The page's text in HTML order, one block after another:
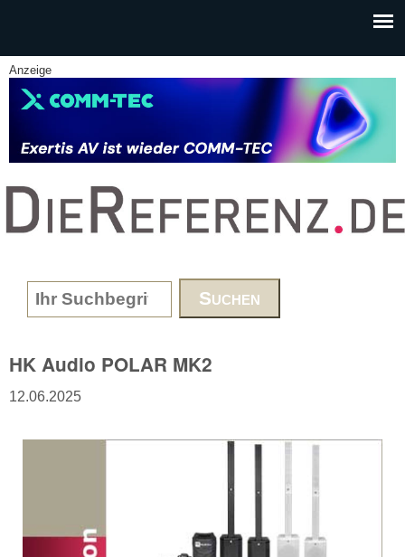
Anzeige
www.DieReferenz.de
Search form
HK Audio POLAR MK2
12.06.2025